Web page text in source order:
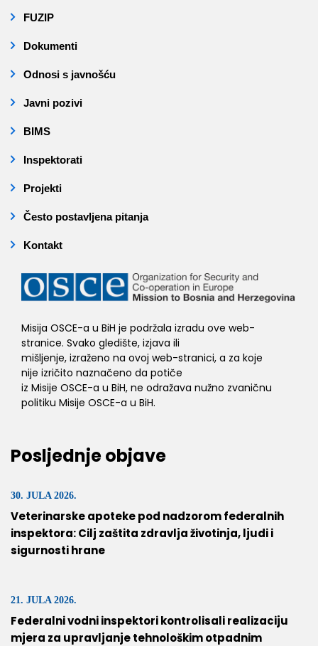
FUZIP
Dokumenti
Odnosi s javnošću
Javni pozivi
BIMS
Inspektorati
Projekti
Često postavljena pitanja
Kontakt
Misija OSCE-a u BiH je podržala izradu ove web-
stranice. Svako gledište, izjava ili
mišljenje, izraženo na ovoj web-stranici, a za koje
nije izričito naznačeno da potiče
iz Misije OSCE-a u BiH, ne odražava nužno zvaničnu
politiku Misije OSCE-a u BiH.
Posljednje objave
30. JULA 2026.
Veterinarske apoteke pod nadzorom federalnih
inspektora: Cilj zaštita zdravlja životinja, ljudi i
sigurnosti hrane
21. JULA 2026.
Federalni vodni inspektori kontrolisali realizaciju
mjera za upravljanje tehnološkim otpadnim